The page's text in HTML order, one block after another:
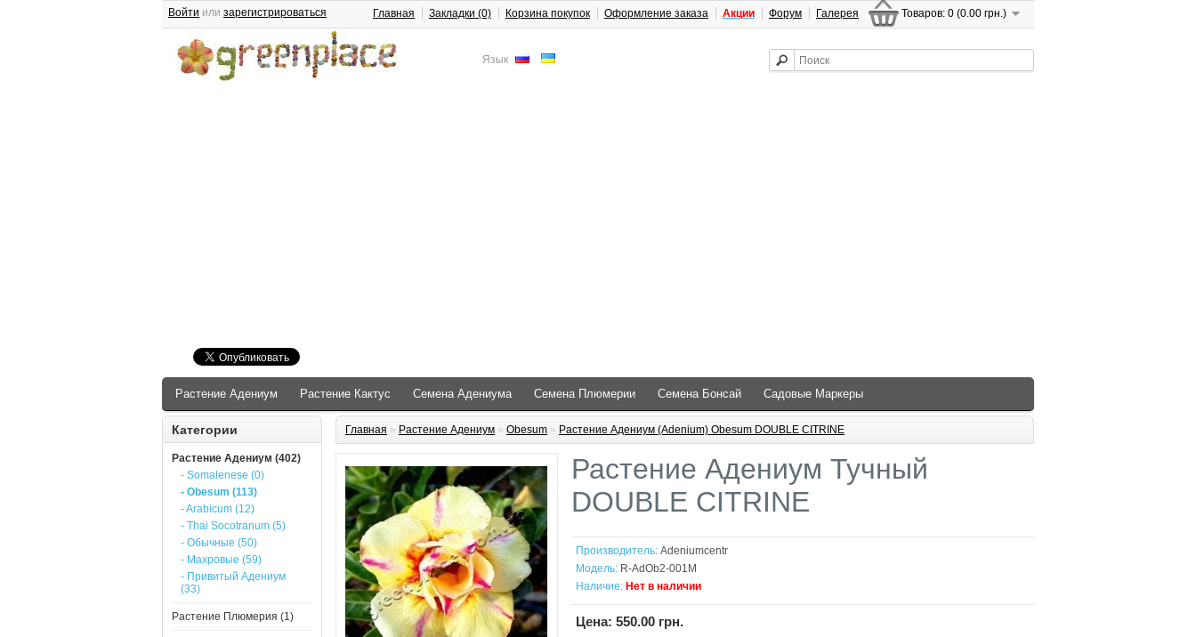
Язык
Товаров: 0 (0.00 грн.)
Войти или зарегистрироваться Главная Закладки (0) Корзина покупок Оформление заказа Акции Форум Галерея
Растение Адениум Растение Кактус Семена Адениума Семена Плюмерии Семена Бонсай Садовые Маркеры
Категории
Растение Адениум (402)
- Somalenese (0)
- Obesum (113)
- Arabicum (12)
- Thai Socotranum (5)
- Обычные (50)
- Махровые (59)
- Привитый Адениум
(33)
Растение Плюмерия (1)
Главная » Растение Адениум » Obesum » Растение Адениум (Adenium) Obesum DOUBLE CITRINE
Растение Адениум Тучный
DOUBLE CITRINE
Производитель: Adeniumcentr
Модель: R-AdOb2-001M
Наличие: Нет в наличии
Цена: 550.00 грн.